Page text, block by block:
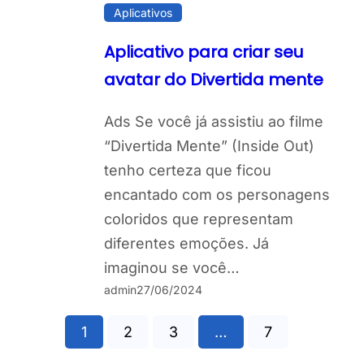
Aplicativos
Aplicativo para criar seu
avatar do Divertida mente
Ads Se você já assistiu ao filme
“Divertida Mente” (Inside Out)
tenho certeza que ficou
encantado com os personagens
coloridos que representam
diferentes emoções. Já
imaginou se você…
admin27/06/2024
1 2 3 … 7